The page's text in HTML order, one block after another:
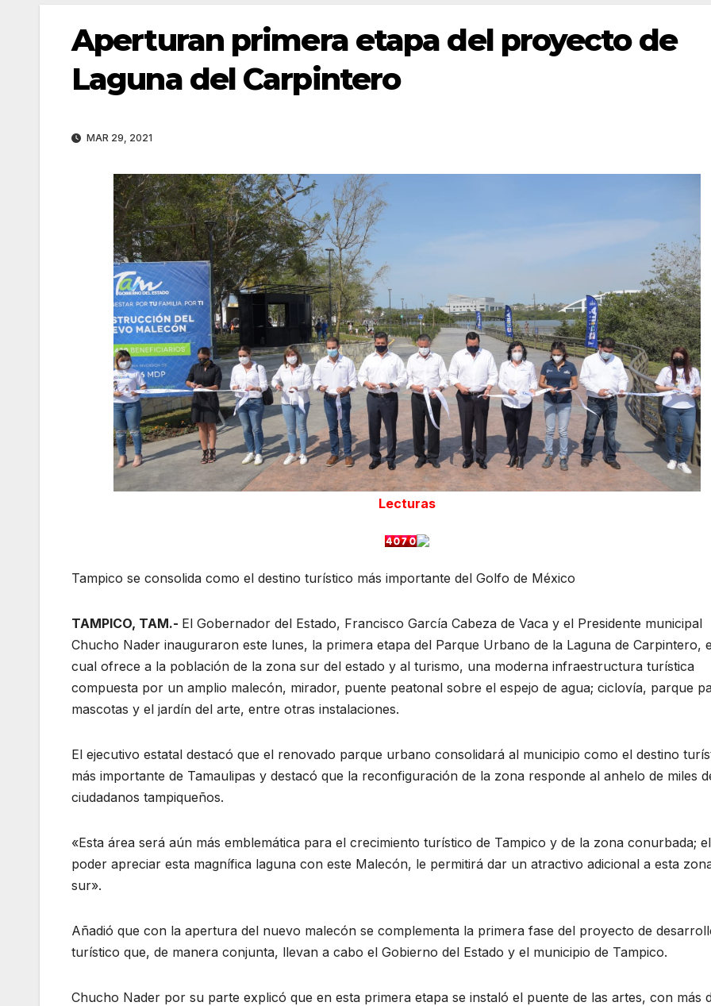
Aperturan primera etapa del proyecto de
Laguna del Carpintero
MAR 29, 2021
Lecturas
Tampico se consolida como el destino turístico más importante del Golfo de México
TAMPICO, TAM.- El Gobernador del Estado, Francisco García Cabeza de Vaca y el Presidente municipal
Chucho Nader inauguraron este lunes, la primera etapa del Parque Urbano de la Laguna de Carpintero,
cual ofrece a la población de la zona sur del estado y al turismo, una moderna infraestructura turística
compuesta por un amplio malecón, mirador, puente peatonal sobre el espejo de agua; ciclovía, parque
mascotas y el jardín del arte, entre otras instalaciones.
El ejecutivo estatal destacó que el renovado parque urbano consolidará al municipio como el destino
más importante de Tamaulipas y destacó que la reconfiguración de la zona responde al anhelo de miles
ciudadanos tampiqueños.
«Esta área será aún más emblemática para el crecimiento turístico de Tampico y de la zona conurbada; el
poder apreciar esta magnífica laguna con este Malecón, le permitirá dar un atractivo adicional a esta
sur».
Añadió que con la apertura del nuevo malecón se complementa la primera fase del proyecto de
turístico que, de manera conjunta, llevan a cabo el Gobierno del Estado y el municipio de Tampico.
Chucho Nader por su parte explicó que en esta primera etapa se instaló el puente de las artes, con más